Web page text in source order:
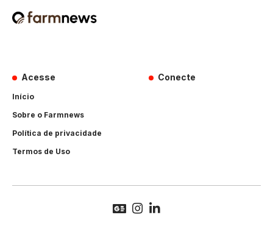
Acesse
Início
Sobre o Farmnews
Política de privacidade
Termos de Uso
Conecte